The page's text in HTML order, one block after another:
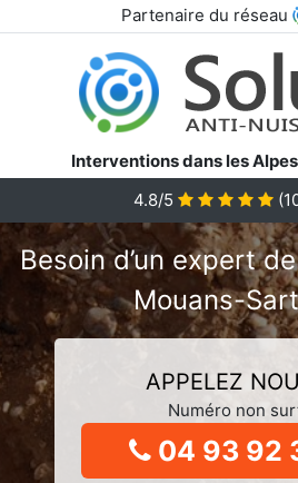
Partenaire du réseau
Interventions dans les
4.8/5
(
Besoin d’un expert
Mouans-
APPELEZ
Numéro non
04 93 92